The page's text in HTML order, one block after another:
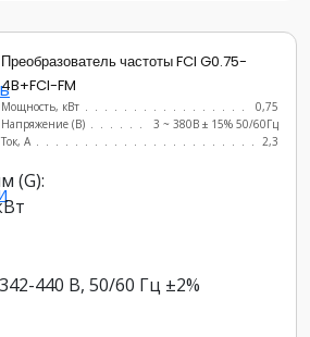
Преобразователь частоты FCI G0.75-
4B+FCI-FM
Мощность, кВт
0,75
Напряжение (В)
3 ~ 380В ± 15% 50/60Гц
Ток, А
2,3
(G):
440 В, 50/60 Гц ±2%